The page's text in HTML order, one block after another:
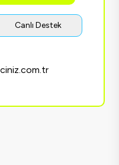
Canlı Destek